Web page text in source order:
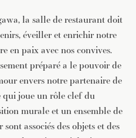
la salle de restaurant doit
éveiller et enrichir notre
en paix avec nos convives.
préparé a le pouvoir de
envers notre partenaire de
qui joue un rôle clef du
murale et un ensemble de
associés des objets et des